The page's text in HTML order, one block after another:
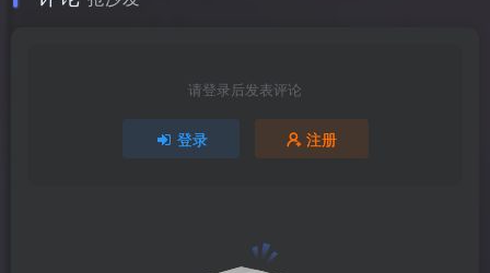
请登录后发表评论
登录 注册